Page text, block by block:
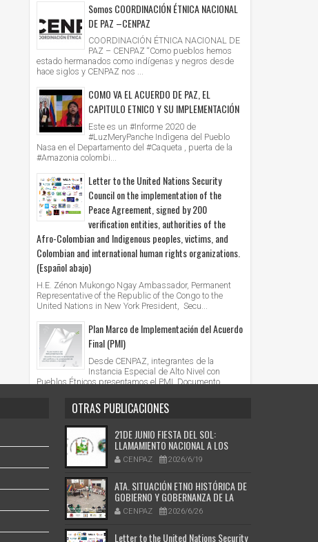
Somos COORDINACIÓN ÉTNICA NACIONAL
DE PAZ –CENPAZ
COORDINACIÓN ÉTNICA NACIONAL DE
PAZ – CENPAZ “Como pueblos hemos
estado hermanados como indígenas y negros desde
hace siglos y CENPAZ nos ...
COMO VA EL ACUERDO DE PAZ, EL
CAPITULO ETNICO Y SU IMPLEMENTACIÓN
Este es un #Informe 2020 de
#LuzMeryPanche Indìgena del Pueblo
Nasa en el Departamento del #Caqueta , puerta de la
#Amazonia colombi...
Letter to the United Nations Security
Council on the implementation of the
Peace Agreement, signed by 200
verification entities, authorities of the
Afro-Colombian and Indigenous peoples, victims, and
Colombian and international human rights organizations.
(Español abajo)
H.E. Zénon Mukongo Ngay Ambassador, Permanent
Representative of the Republic of the Congo to the
United Nations in New York President, Secu...
Plan Marco de Implementación del Acuerdo
Final (PMI)
Desde CENPAZ, integrantes de la
Instancia Especial de Alto Nivel con
Pueblos Étnicos presentamos el PMI. Documento
OTRAS PUBLICACIONES
21DE JUNIO FIESTA DEL SOL:
LLAMAMIENTO NACIONAL A LOS
MAYORES, MAYORAS, SABEDORES Y
AUTORIDADES ESPIRITUALES DE LOS
PUEBLOS ORIGINARIOS DE COLOMBIA
CENPAZ 2026/6/19
ATA. SITUACIÓN ETNO HISTÓRICA DE
GOBIERNO Y GOBERNANZA DE LA
ETNIA MUYSCA CHIBCHA.
CENPAZ 2026/6/26
Letter to the United Nations Security